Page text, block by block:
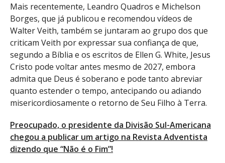
Mais recentemente, Leandro Quadros e Michelson
Borges, que já publicou e recomendou vídeos de
Walter Veith, também se juntaram ao grupo dos que
criticam Veith por expressar sua confiança de que,
segundo a Bíblia e os escritos de Ellen G. White, Jesus
Cristo pode voltar antes mesmo de 2027, embora
admita que Deus é soberano e pode tanto abreviar
quanto estender o tempo, antecipando ou adiando
misericordiosamente o retorno de Seu Filho à Terra.
Preocupado, o presidente da Divisão Sul-Americana
chegou a publicar um artigo na Revista Adventista
dizendo que “Não é o Fim”!